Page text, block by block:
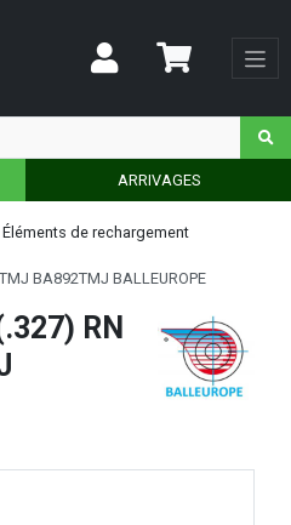
ARRIVAGES
Éléments de rechargement
BA892TMJ BALLEUROPE
RN